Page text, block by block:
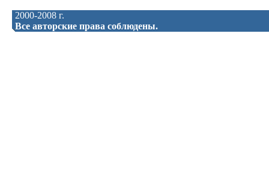
2000-2008 г.
Все авторские права соблюдены.